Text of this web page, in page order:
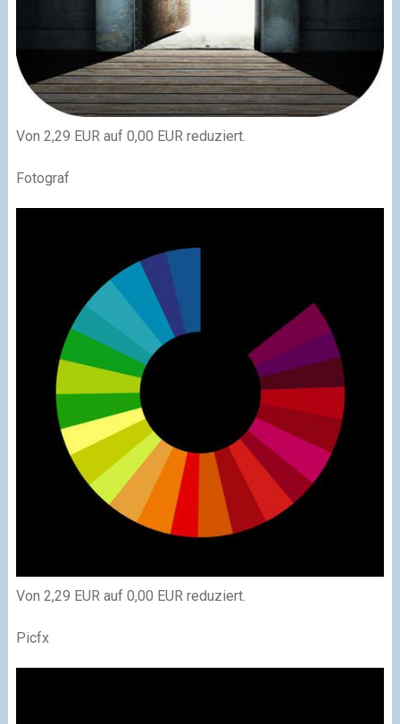
Von 2,29 EUR auf 0,00 EUR reduziert.
Fotograf
Von 2,29 EUR auf 0,00 EUR reduziert.
Picfx